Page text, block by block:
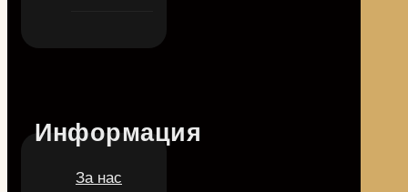
Информация
За нас